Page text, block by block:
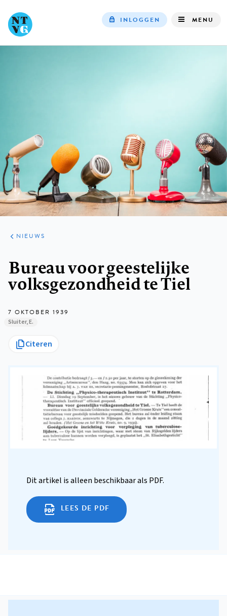
INLOGGEN MENU
ARTIKELEN
HET
KORT
NIEUWS
Bureau voor geestelijke
volksgezondheid te Tiel
7 OKTOBER 1939
Sluiter, E.
Citeren
Dit artikel is alleen beschikbaar als PDF.
LEES DE PDF